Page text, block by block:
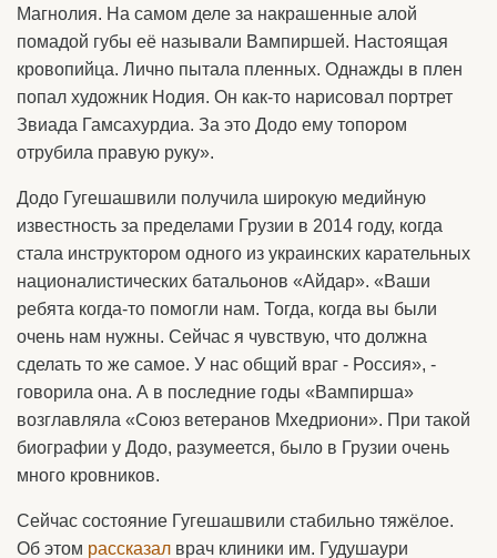
Магнолия. На самом деле за накрашенные алой
помадой губы её называли Вампиршей. Настоящая
кровопийца. Лично пытала пленных. Однажды в плен
попал художник Нодия. Он как-то нарисовал портрет
Звиада Гамсахурдиа. За это Додо ему топором
отрубила правую руку».
Додо Гугешашвили получила широкую медийную
известность за пределами Грузии в 2014 году, когда
стала инструктором одного из украинских карательных
националистических батальонов «Айдар». «Ваши
ребята когда-то помогли нам. Тогда, когда вы были
очень нам нужны. Сейчас я чувствую, что должна
сделать то же самое. У нас общий враг - Россия», -
говорила она. А в последние годы «Вампирша»
возглавляла «Союз ветеранов Мхедриони». При такой
биографии у Додо, разумеется, было в Грузии очень
много кровников.
Сейчас состояние Гугешашвили стабильно тяжёлое.
Об этом рассказал врач клиники им. Гудушаури